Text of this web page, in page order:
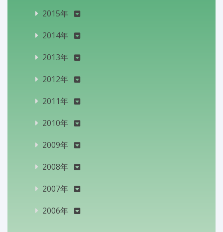
2015年
2014年
2013年
2012年
2011年
2010年
2009年
2008年
2007年
2006年